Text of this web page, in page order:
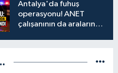
Antalya'da fuhuş
operasyonu! ANET
çalışanının da aralarında